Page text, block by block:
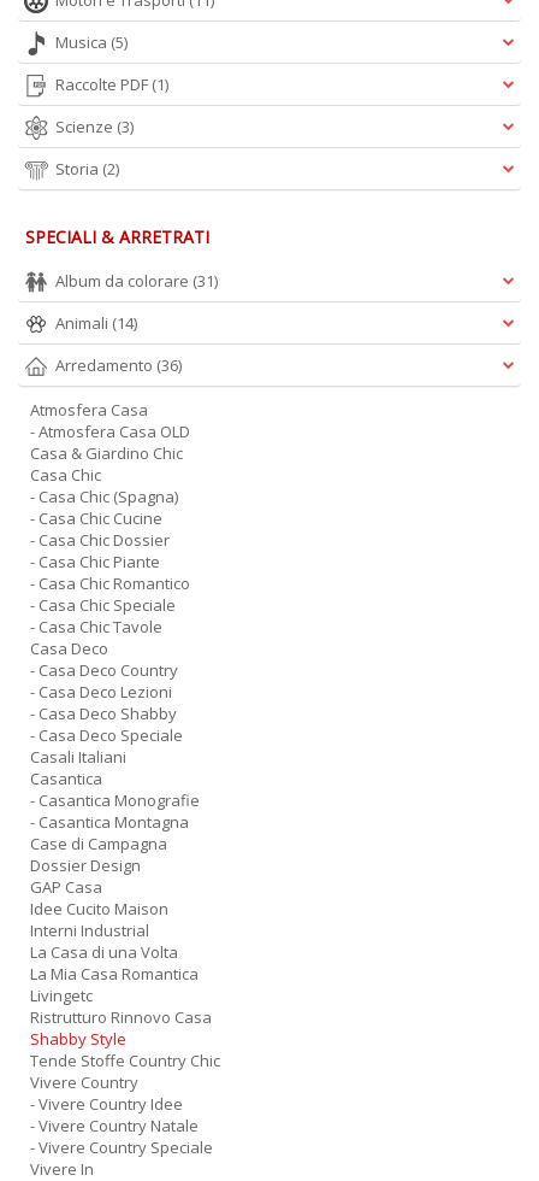
Musica (5)
Raccolte PDF (1)
Scienze (3)
Storia (2)
SPECIALI & ARRETRATI
Album da colorare (31)
Animali (14)
Arredamento (36)
Atmosfera Casa
- Atmosfera Casa OLD
Casa & Giardino Chic
Casa Chic
- Casa Chic (Spagna)
- Casa Chic Cucine
- Casa Chic Dossier
- Casa Chic Piante
- Casa Chic Romantico
- Casa Chic Speciale
- Casa Chic Tavole
Casa Deco
- Casa Deco Country
- Casa Deco Lezioni
- Casa Deco Shabby
- Casa Deco Speciale
Casali Italiani
Casantica
- Casantica Monografie
- Casantica Montagna
Case di Campagna
Dossier Design
GAP Casa
Idee Cucito Maison
Interni Industrial
La Casa di una Volta
La Mia Casa Romantica
Livingetc
Ristrutturo Rinnovo Casa
Shabby Style
Tende Stoffe Country Chic
Vivere Country
- Vivere Country Idee
- Vivere Country Natale
- Vivere Country Speciale
Vivere In